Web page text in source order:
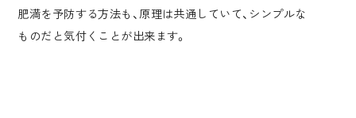
肥満を予防する方法も、原理は共通していて、シンプルな
ものだと気付くことが出来ます。